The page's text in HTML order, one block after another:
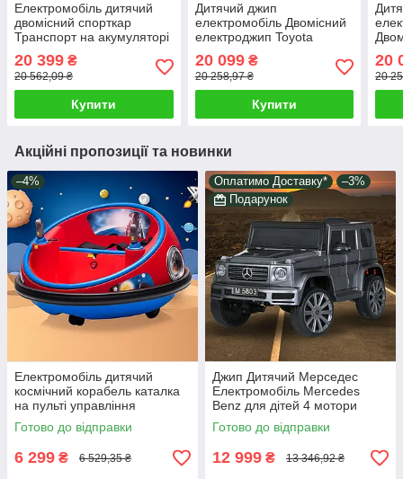
Електромобіль дитячий
двомісний спорткар
Транспорт на акумуляторі
комплекті подарунок
20 399 ₴
20 562,09 ₴
Купити
Дитячий джип
електромобіль Двомісний
електроджип Toyota
у комплекті пульт і
подарунок
20 099₴
20 258,97 ₴
Купити
20
20
Акційні пропозиції та новинки
–4%
Електромобіль дитячий
космічний корабель каталка
на пульті управління
Підсвічування мелодії
двигуни 35W Червоний
Готово до відправки
6 299 ₴ 6 529,35 ₴
Оплатимо Доставку*
–3%
Подарунок
Джип Дитячий Мерседес
Електромобіль Mercedes
Benz для дітей 4 мотори
пульт TF MP3 USB Bluetooth
музика сірий
Готово до відправки
12 999 ₴ 13 346,92 ₴